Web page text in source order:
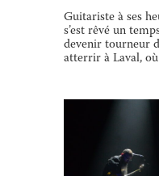
Guitariste à ses
s’est rêvé un
devenir tourneur
atterrir à Laval,